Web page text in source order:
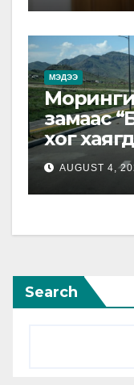
МЭДЭЭ
замаас
хог
хүртэлх
AUGUST 4,
Search